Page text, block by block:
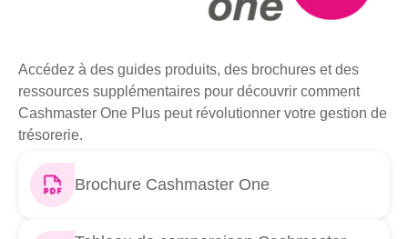
Accédez à des guides produits, des brochures et des
ressources supplémentaires pour découvrir comment
Cashmaster One Plus peut révolutionner votre gestion de
trésorerie.
Brochure Cashmaster One